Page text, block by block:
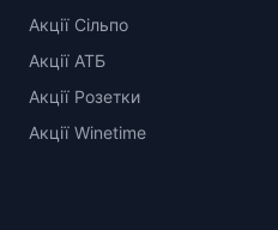
Акції Сільпо
Акції АТБ
Акції Розетки
Акції Winetime